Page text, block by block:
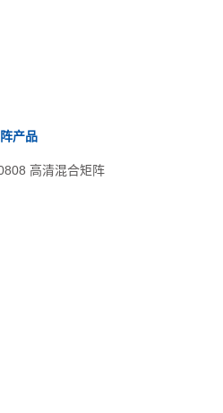
产品
高清混合矩阵